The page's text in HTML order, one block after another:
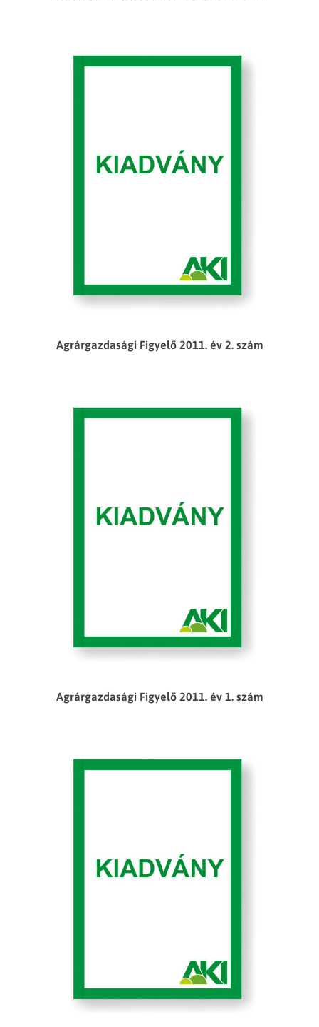
Agrárgazdasági Figyelő 2011. év 2. szám
Agrárgazdasági Figyelő 2011. év 1. szám